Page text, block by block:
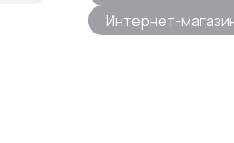
Интернет-